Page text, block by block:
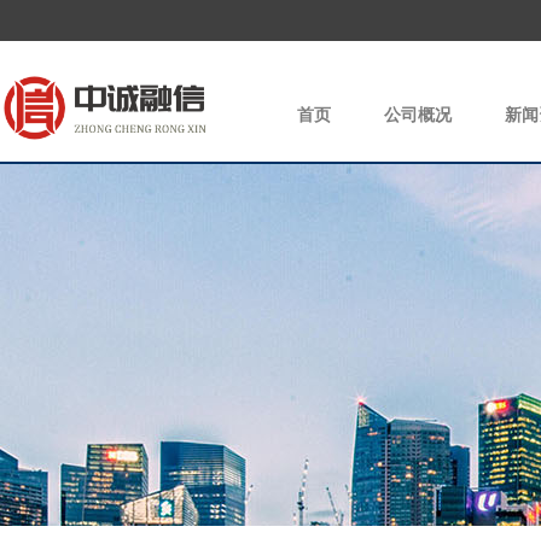
首页 公司概况 新